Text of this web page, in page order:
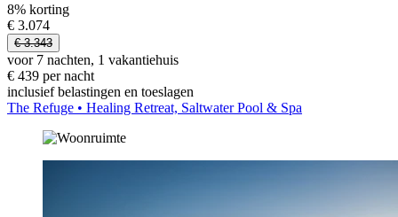
8% korting
€ 3.074
€ 3.343
voor 7 nachten, 1 vakantiehuis
€ 439 per nacht
inclusief belastingen en toeslagen
The Refuge • Healing Retreat, Saltwater Pool & Spa